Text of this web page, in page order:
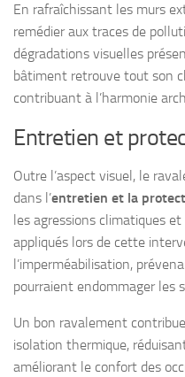
En rafraîchissant les murs
remédier aux traces de
dégradations visuelles
bâtiment retrouve tout son
contribuant à l’harmonie
Entretien et
Outre l’aspect visuel, le
dans l’entretien et la
les agressions climatiques
appliqués lors de cette
l’imperméabilisation,
pourraient endommager les
Un bon ravalement
isolation thermique,
améliorant le confort des